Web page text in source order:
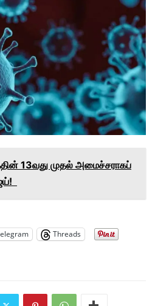
13வது முதல் அமைச்சராகப்
Threads